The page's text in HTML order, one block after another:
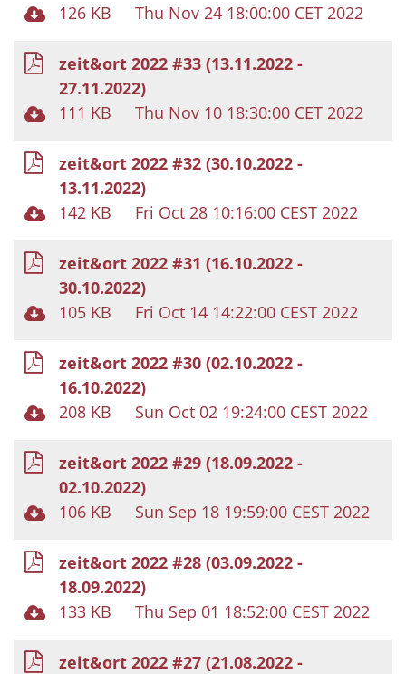
126 KB
Thu Nov 24 18:00:00 CET 2022
zeit&ort 2022 #33 (13.11.2022 -
27.11.2022)
111 KB
Thu Nov 10 18:30:00 CET 2022
zeit&ort 2022 #32 (30.10.2022 -
13.11.2022)
142 KB
Fri Oct 28 10:16:00 CEST 2022
zeit&ort 2022 #31 (16.10.2022 -
30.10.2022)
105 KB
Fri Oct 14 14:22:00 CEST 2022
zeit&ort 2022 #30 (02.10.2022 -
16.10.2022)
208 KB
Sun Oct 02 19:24:00 CEST 2022
zeit&ort 2022 #29 (18.09.2022 -
02.10.2022)
106 KB
Sun Sep 18 19:59:00 CEST 2022
zeit&ort 2022 #28 (03.09.2022 -
18.09.2022)
133 KB
Thu Sep 01 18:52:00 CEST 2022
zeit&ort 2022 #27 (21.08.2022 -